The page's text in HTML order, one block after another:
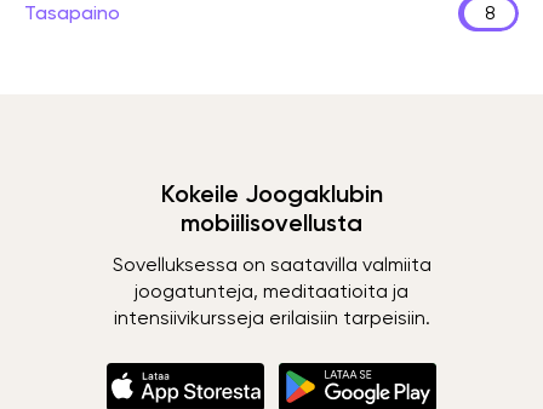
Tasapaino 8
Kokeile Joogaklubin
mobiilisovellusta
Sovelluksessa on saatavilla valmiita
joogatunteja, meditaatioita ja
intensiivikursseja erilaisiin tarpeisiin.